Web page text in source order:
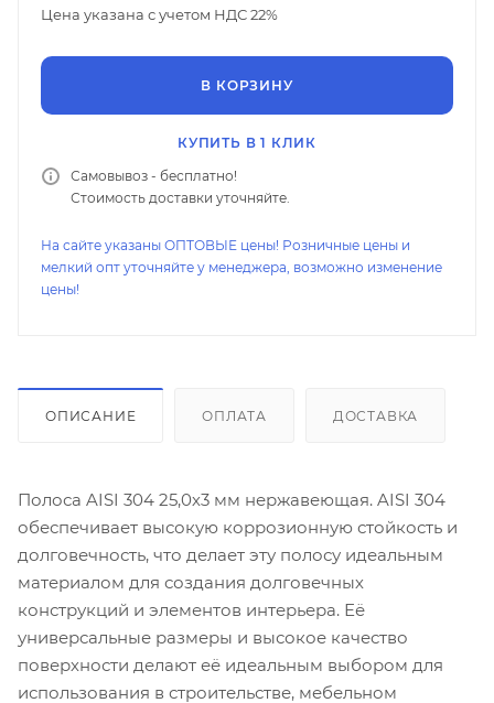
Цена указана с учетом НДС 22%
В КОРЗИНУ
КУПИТЬ В 1 КЛИК
Самовывоз - бесплатно!
Стоимость доставки уточняйте.
На сайте указаны ОПТОВЫЕ цены! Розничные цены и
мелкий опт уточняйте у менеджера, возможно изменение
цены!
ОПИСАНИЕ ОПЛАТА ДОСТАВКА
Полоса AISI 304 25,0х3 мм нержавеющая. AISI 304
обеспечивает высокую коррозионную стойкость и
долговечность, что делает эту полосу идеальным
материалом для создания долговечных
конструкций и элементов интерьера. Её
универсальные размеры и высокое качество
поверхности делают её идеальным выбором для
использования в строительстве, мебельном